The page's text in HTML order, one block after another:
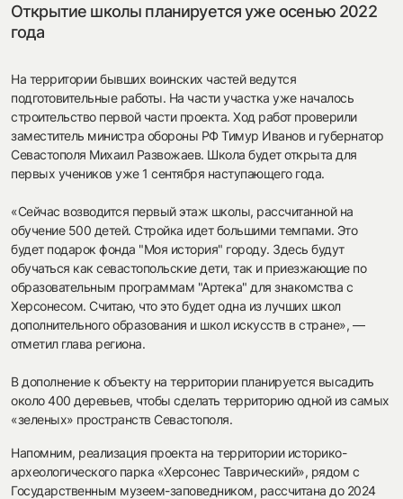
смотреть
Открытие школы планируется уже осенью 2022
года
На территории бывших воинских частей ведутся
подготовительные работы. На части участка уже началось
строительство первой части проекта. Ход работ проверили
заместитель министра обороны РФ Тимур Иванов и губернатор
Севастополя Михаил Развожаев. Школа будет открыта для
первых учеников уже 1 сентября наступающего года.
«Сейчас возводится первый этаж школы, рассчитанной на
обучение 500 детей. Стройка идет большими темпами. Это
будет подарок фонда "Моя история" городу. Здесь будут
обучаться как севастопольские дети, так и приезжающие по
образовательным программам "Артека" для знакомства с
Херсонесом. Считаю, что это будет одна из лучших школ
дополнительного образования и школ искусств в стране», —
отметил глава региона.
В дополнение к объекту на территории планируется высадить
около 400 деревьев, чтобы сделать территорию одной из самых
«зеленых» пространств Севастополя.
Напомним, реализация проекта на территории историко-
археологического парка «Херсонес Таврический», рядом с
Государственным музеем-заповедником, рассчитана до 2024